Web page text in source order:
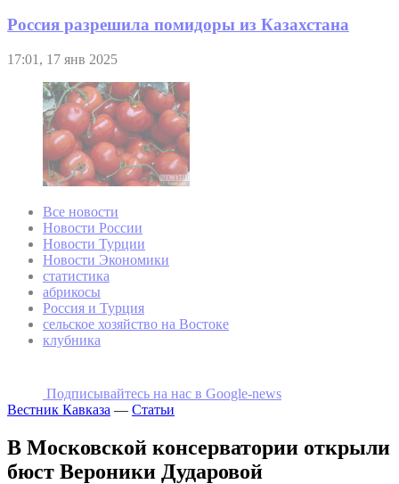
Россия разрешила помидоры из Казахстана
17:01, 17 янв 2025
Все новости
Новости России
Новости Турции
Новости Экономики
статистика
абрикосы
Россия и Турция
сельское хозяйство на Востоке
клубника
Подписывайтесь на наc в Google-news
Вестник Кавказа — Статьи
В Московской консерватории открыли
бюст Вероники Дударовой